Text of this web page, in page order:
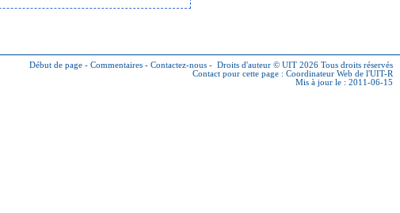
Début de page - Commentaires - Contactez-nous - Droits d'auteur © UIT 2026 Tous droits réservés
Contact pour cette page : Coordinateur Web de l'UIT-R
Mis à jour le : 2011-06-15